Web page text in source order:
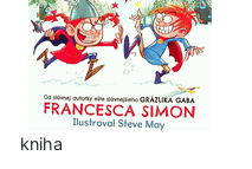
kniha